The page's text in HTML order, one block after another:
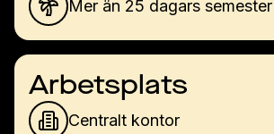
Mer än 25 dagars semester
Arbetsplats
Centralt kontor